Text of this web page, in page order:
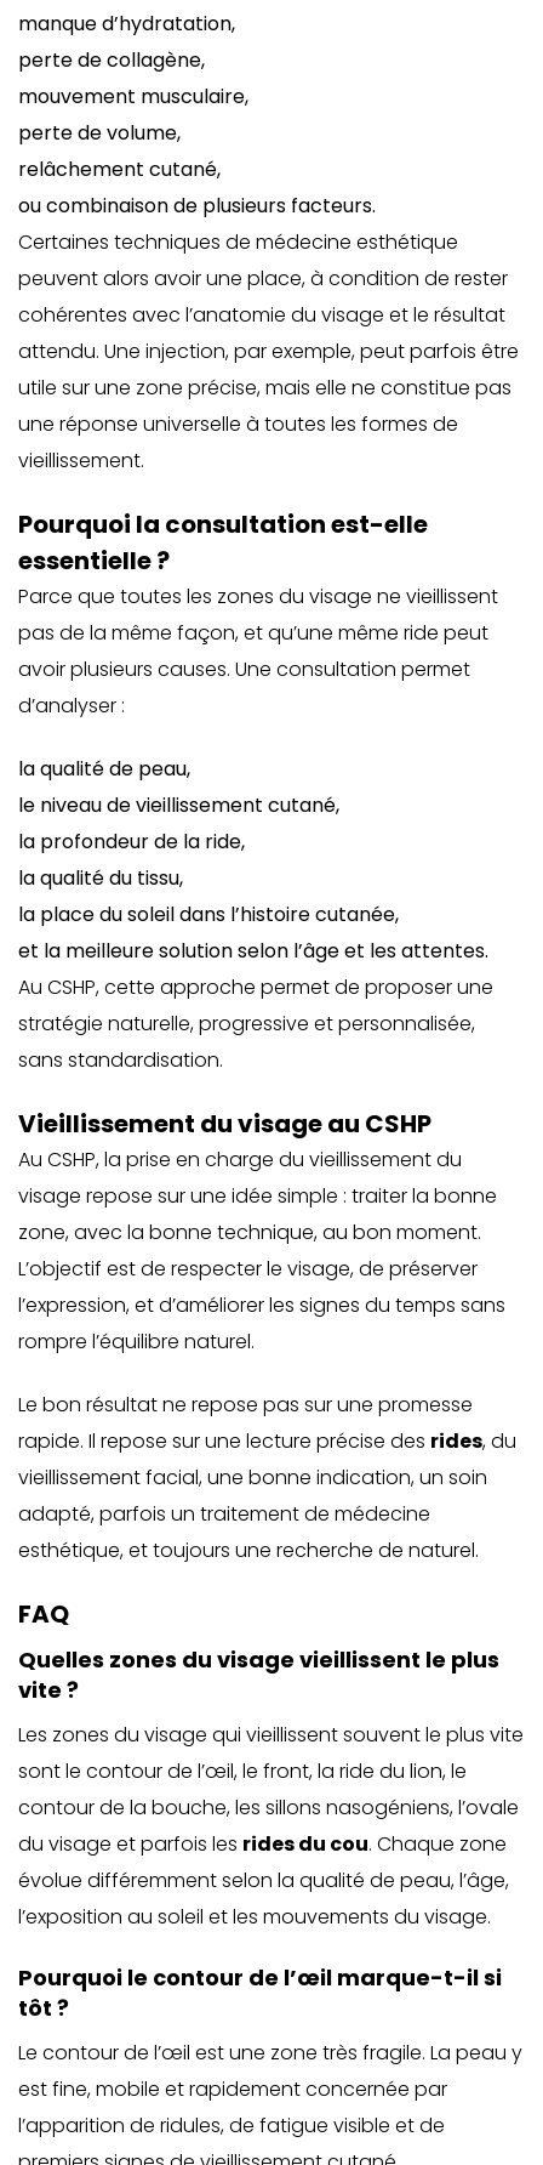
manque d’hydratation,
perte de collagène,
mouvement musculaire,
perte de volume,
relâchement cutané,
ou combinaison de plusieurs facteurs.
Certaines techniques de médecine esthétique
peuvent alors avoir une place, à condition de rester
cohérentes avec l’anatomie du visage et le résultat
attendu. Une injection, par exemple, peut parfois être
utile sur une zone précise, mais elle ne constitue pas
une réponse universelle à toutes les formes de
vieillissement.
Pourquoi la consultation est-elle
essentielle ?
Parce que toutes les zones du visage ne vieillissent
pas de la même façon, et qu’une même ride peut
avoir plusieurs causes. Une consultation permet
d’analyser :
la qualité de peau,
le niveau de vieillissement cutané,
la profondeur de la ride,
la qualité du tissu,
la place du soleil dans l’histoire cutanée,
et la meilleure solution selon l’âge et les attentes.
Au CSHP, cette approche permet de proposer une
stratégie naturelle, progressive et personnalisée,
sans standardisation.
Vieillissement du visage au CSHP
Au CSHP, la prise en charge du vieillissement du
visage repose sur une idée simple : traiter la bonne
zone, avec la bonne technique, au bon moment.
L’objectif est de respecter le visage, de préserver
l’expression, et d’améliorer les signes du temps sans
rompre l’équilibre naturel.
Le bon résultat ne repose pas sur une promesse
rapide. Il repose sur une lecture précise des rides, du
vieillissement facial, une bonne indication, un soin
adapté, parfois un traitement de médecine
esthétique, et toujours une recherche de naturel.
FAQ
Quelles zones du visage vieillissent le plus
vite ?
Les zones du visage qui vieillissent souvent le plus vite
sont le contour de l’œil, le front, la ride du lion, le
contour de la bouche, les sillons nasogéniens, l’ovale
du visage et parfois les rides du cou. Chaque zone
évolue différemment selon la qualité de peau, l’âge,
l’exposition au soleil et les mouvements du visage.
Pourquoi le contour de l’œil marque-t-il si
tôt ?
Le contour de l’œil est une zone très fragile. La peau y
est fine, mobile et rapidement concernée par
l’apparition de ridules, de fatigue visible et de